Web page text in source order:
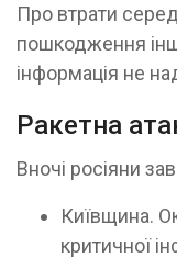
Про втрати
пошкодження
інформація не
Ракетна
Вночі росіяни
Київщина.
критичної